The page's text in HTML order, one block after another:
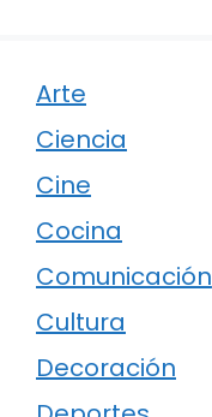
Arte
Ciencia
Cine
Cocina
Comunicación
Cultura
Decoración